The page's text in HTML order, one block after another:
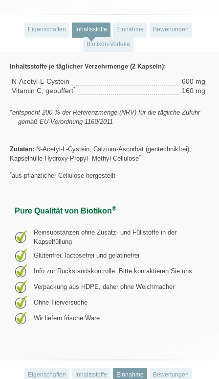
Eigenschaften Inhaltsstoffe Einnahme Bewertungen
Biotikon-Vorteile
Inhaltsstoffe je täglicher Verzehrmenge (2 Kapseln):
N-Acetyl-L-Cystein
600 mg
Vitamin C, gepuffert* 160 mg
*entspricht 200 % der Referenzmenge (NRV) für die tägliche Zufuhr
gemäß EU-Verordnung 1169/2011
Zutaten: N-Acetyl-L-Cystein, Calzium-Ascorbat (gentechnikfrei),
Kapselhülle Hydroxy-Propyl- Methyl-Cellulose*
*aus pflanzlicher Cellulose hergestellt
Pure Qualität von Biotikon®
Reinsubstanzen ohne Zusatz- und Füllstoffe in der
Kapselfüllung
Glutenfrei, lactosefrei und gelatinefrei
Info zur Rückstandskontrolle: Bitte kontaktieren Sie uns.
Verpackung aus HDPE, daher ohne Weichmacher
Ohne Tierversuche
Wir liefern frische Ware
Eigenschaften Inhaltsstoffe Einnahme Bewertungen